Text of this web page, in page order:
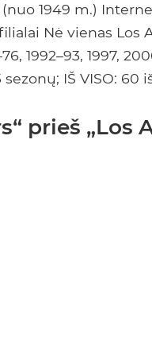
(nuo 1949 m.)
Nė vienas Los
1992–93, 1997,
sezonų; IŠ VISO: 60
prieš „Los